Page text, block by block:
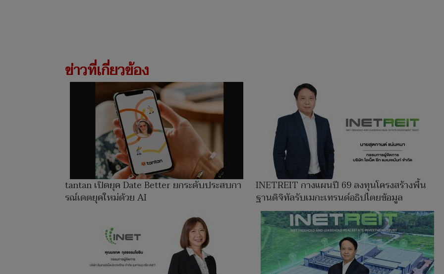
ข่าวที่เกี่ยวข้อง
tantan เปิดยุค Date Better ยกระดับประสบกา
รณ์เดตยุคใหม่ด้วย AI
INETREIT กางแผนปี 69 ลงทุนโครงสร้างพื้น
ฐานดิจิทัลรับเมกะเทรนด์อธิปไตยข้อมูล